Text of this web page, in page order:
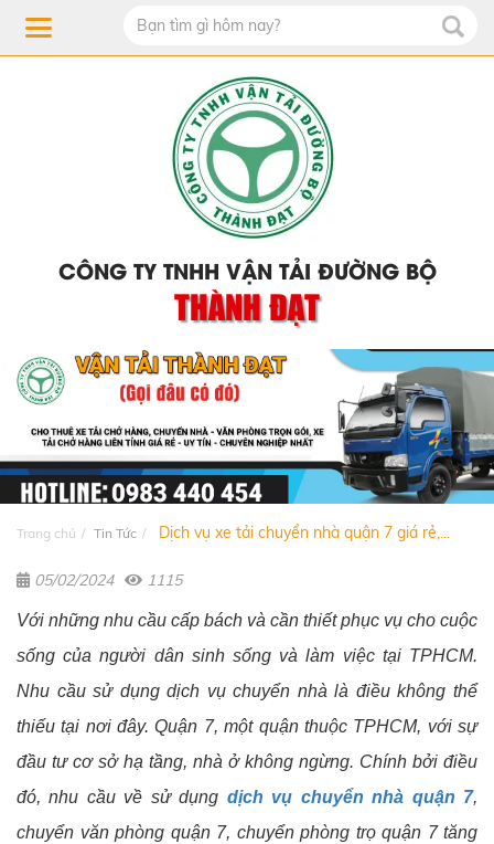
CÔNG TY TNHH VẬN TẢI ĐƯỜNG BỘ
THÀNH ĐẠT
Trang chủ Tin Tức Dịch vụ xe tải chuyển nhà quận 7 giá rẻ,...
05/02/2024 1115
Với những nhu cầu cấp bách và cần thiết phục vụ cho cuộc
sống của người dân sinh sống và làm việc tại TPHCM.
Nhu cầu sử dụng dịch vụ chuyển nhà là điều không thể
thiếu tại nơi đây. Quận 7, một quận thuộc TPHCM, với sự
đầu tư cơ sở hạ tầng, nhà ở không ngừng. Chính bởi điều
đó, nhu cầu về sử dụng dịch vụ chuyển nhà quận 7,
chuyển văn phòng quận 7, chuyển phòng trọ quận 7 tăng